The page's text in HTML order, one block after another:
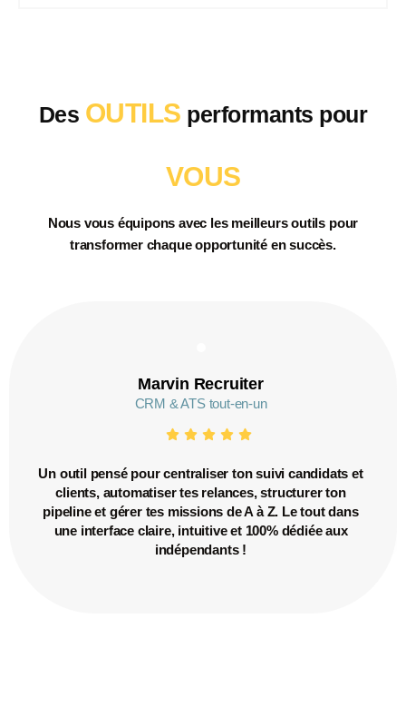
Des OUTILS performants pour
VOUS
Nous vous équiponsavec les meilleurs outils pour
transformer chaqueopportunité ensuccès.
Marvin Recruiter
CRM & ATS tout-en-un
Un outil pensé pour centraliser ton suivi candidats et
clients, automatiser tes relances, structurer ton
pipeline et gérer tes missions de A à Z. Le tout dans
une interface claire, intuitive et 100% dédiée aux
indépendants !